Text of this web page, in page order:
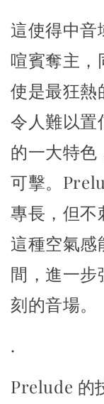
這使得中音
喧賓奪主，
使是最狂熱
令人難以置
的一大特色
可擊。
專長， 但不
這種空氣感
間， 進一步
刻的音場。
.
Prelude 的